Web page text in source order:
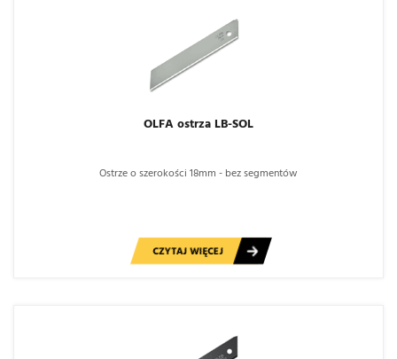
OLFA ostrza LB-SOL
Ostrze o szerokości 18mm - bez segmentów
CZYTAJ WIĘCEJ